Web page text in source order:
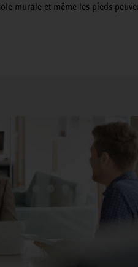
murale et même les pieds